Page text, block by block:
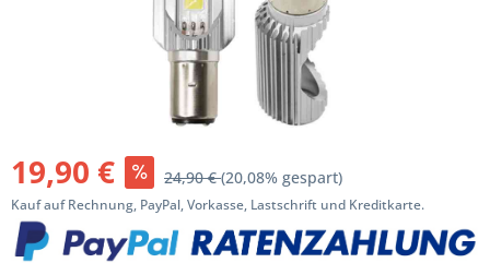
19,90 € 24,90 €(20,08% gespart)
Kauf auf Rechnung, PayPal, Vorkasse, Lastschrift und Kreditkarte.